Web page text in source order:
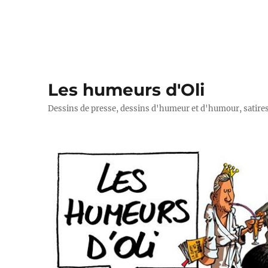
Les humeurs d'Oli
Dessins de presse, dessins d'humeur et d'humour,